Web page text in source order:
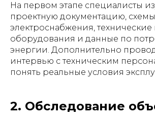
На первом этапе специалисты
проектную документацию, схемы
электроснабжения, технические
оборудования и данные по
энергии. Дополнительно
интервью с техническим
понять реальные условия
2. Обследование